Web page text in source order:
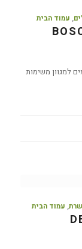
, עמוד הבית
למגוון משימות
, עמוד הבית